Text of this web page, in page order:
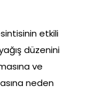
etkili
düzenini
ve
neden